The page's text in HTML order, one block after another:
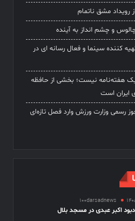
رویداد مشق ناتمام
و چشم انداز به آینده
کننده سینما و فعال رسانه ای در
هفته‌نامه نیست؛ بخشی از حافظه
ایران است
رسمی وزارت ورزش وارد فصل تازه‌ای
100darsadnews
اکبر عبدی در مسجد بلال